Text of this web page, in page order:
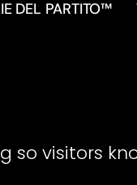
DEL PARTITO™
so visitors